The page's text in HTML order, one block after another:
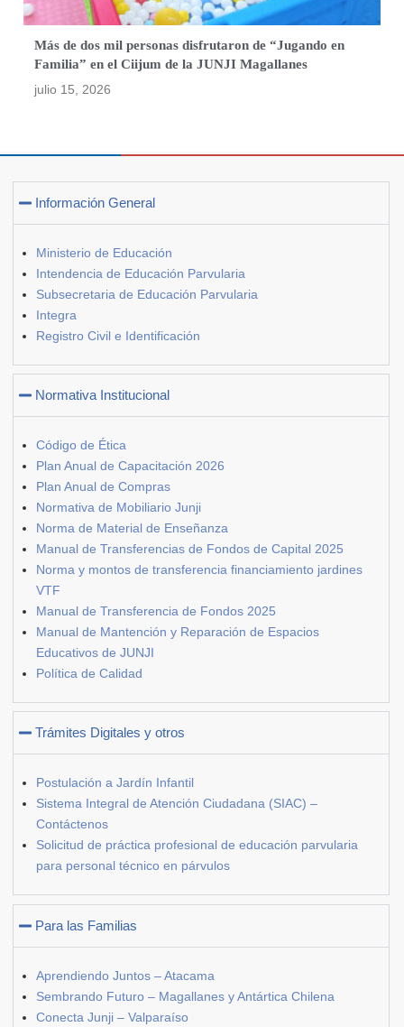
Más de dos mil personas disfrutaron de “Jugando en
Familia” en el Ciijum de la JUNJI Magallanes
julio 15, 2026
Información General
Ministerio de Educación
Intendencia de Educación Parvularia
Subsecretaria de Educación Parvularia
Integra
Registro Civil e Identificación
Normativa Institucional
Código de Ética
Plan Anual de Capacitación 2026
Plan Anual de Compras
Normativa de Mobiliario Junji
Norma de Material de Enseñanza
Manual de Transferencias de Fondos de Capital 2025
Norma y montos de transferencia financiamiento jardines
VTF
Manual de Transferencia de Fondos 2025
Manual de Mantención y Reparación de Espacios
Educativos de JUNJI
Política de Calidad
Trámites Digitales y otros
Postulación a Jardín Infantil
Sistema Integral de Atención Ciudadana (SIAC) –
Contáctenos
Solicitud de práctica profesional de educación parvularia
para personal técnico en párvulos
Para las Familias
Aprendiendo Juntos – Atacama
Sembrando Futuro – Magallanes y Antártica Chilena
Conecta Junji – Valparaíso